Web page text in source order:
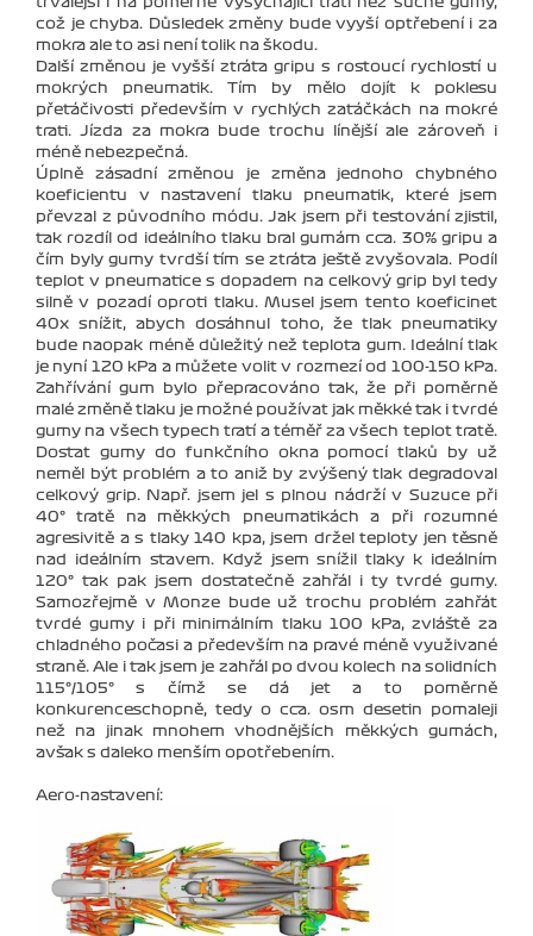
což je chyba. Důsledek změny bude vyyší optřebení i za
mokra ale to asi není tolik na škodu.
Další změnou je vyšší ztráta gripu s rostoucí rychlostí u
mokrých pneumatik. Tím by mělo dojít k poklesu
přetáčivosti především v rychlých zatáčkách na mokré
trati. Jízda za mokra bude trochu línější ale zároveň i
méně nebezpečná.
Úplně zásadní změnou je změna jednoho chybného
koeficientu v nastavení tlaku pneumatik, které jsem
převzal z původního módu. Jak jsem při testování zjistil,
tak rozdíl od ideálního tlaku bral gumám cca. 30% gripu a
čím byly gumy tvrdší tím se ztráta ještě zvyšovala. Podíl
teplot v pneumatice s dopadem na celkový grip byl tedy
silně v pozadí oproti tlaku. Musel jsem tento koeficinet
40x snížit, abych dosáhnul toho, že tlak pneumatiky
bude naopak méně důležitý než teplota gum. Ideální tlak
je nyní 120 kPa a můžete volit v rozmezí od 100-150 kPa.
Zahřívání gum bylo přepracováno tak, že při poměrně
malé změně tlaku je možné používat jak měkké tak i tvrdé
gumy na všech typech tratí a téměř za všech teplot tratě.
Dostat gumy do funkčního okna pomocí tlaků by už
neměl být problém a to aniž by zvýšený tlak degradoval
celkový grip. Např. jsem jel s plnou nádrží v Suzuce při
40° tratě na měkkých pneumatikách a při rozumné
agresivitě a s tlaky 140 kpa, jsem držel teploty jen těsně
nad ideálním stavem. Když jsem snížil tlaky k ideálním
120° tak pak jsem dostatečně zahřál i ty tvrdé gumy.
Samozřejmě v Monze bude už trochu problém zahřát
tvrdé gumy i při minimálním tlaku 100 kPa, zvláště za
chladného počasi a především na pravé méně využivané
straně. Ale i tak jsem je zahřál po dvou kolech na solidních
115°/105° s čímž se dá jet a to poměrně
konkurenceschopně, tedy o cca. osm desetin pomaleji
než na jinak mnohem vhodnějších měkkých gumách,
avšak s daleko menším opotřebením.
Aero-nastavení: